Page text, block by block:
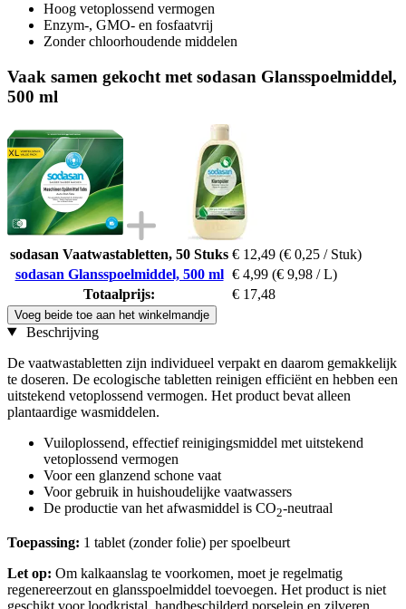
Hoog vetoplossend vermogen
Enzym-, GMO- en fosfaatvrij
Zonder chloorhoudende middelen
Vaak samen gekocht met sodasan Glansspoelmiddel,
500 ml
sodasan Vaatwastabletten, 50 Stuks € 12,49 (€ 0,25 / Stuk)
sodasan Glansspoelmiddel, 500 ml € 4,99 (€ 9,98 / L)
Totaalprijs:
€ 17,48
Voeg beide toe aan het winkelmandje
Beschrijving
De vaatwastabletten zijn individueel verpakt en daarom gemakkelijk
te doseren. De ecologische tabletten reinigen efficiënt en hebben een
uitstekend vetoplossend vermogen. Het product bevat alleen
plantaardige wasmiddelen.
Vuiloplossend, effectief reinigingsmiddel met uitstekend
vetoplossend vermogen
Voor een glanzend schone vaat
Voor gebruik in huishoudelijke vaatwassers
De productie van het afwasmiddel is CO2-neutraal
Toepassing: 1 tablet (zonder folie) per spoelbeurt
Let op: Om kalkaanslag te voorkomen, moet je regelmatig
regenereerzout en glansspoelmiddel toevoegen. Het product is niet
geschikt voor loodkristal, handbeschilderd porselein en zilveren